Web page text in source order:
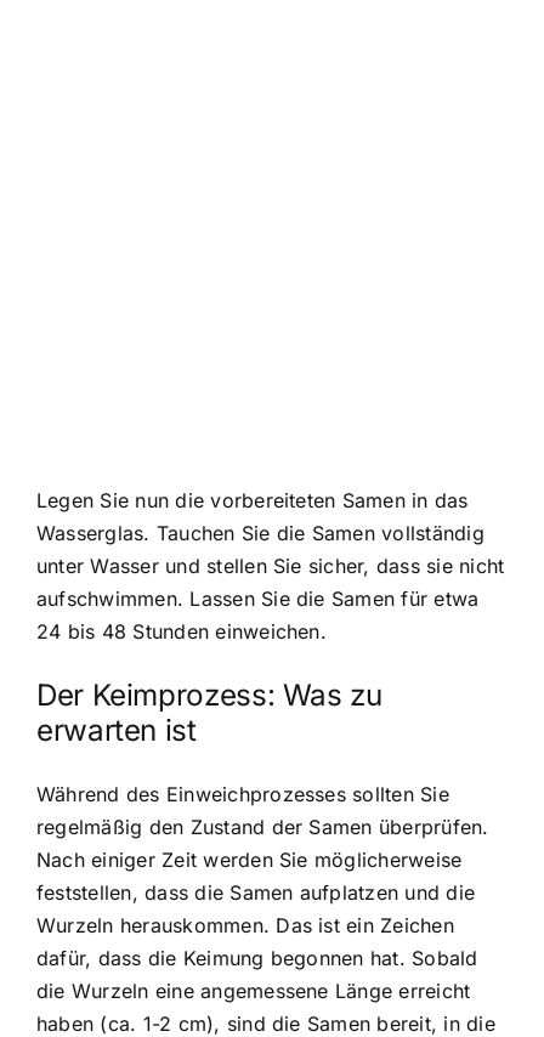
Legen Sie nun die vorbereiteten Samen in das
Wasserglas. Tauchen Sie die Samen vollständig
unter Wasser und stellen Sie sicher, dass sie nicht
aufschwimmen. Lassen Sie die Samen für etwa
24 bis 48 Stunden einweichen.
Der Keimprozess: Was zu
erwarten ist
Während des Einweichprozesses sollten Sie
regelmäßig den Zustand der Samen überprüfen.
Nach einiger Zeit werden Sie möglicherweise
feststellen, dass die Samen aufplatzen und die
Wurzeln herauskommen. Das ist ein Zeichen
dafür, dass die Keimung begonnen hat. Sobald
die Wurzeln eine angemessene Länge erreicht
haben (ca. 1-2 cm), sind die Samen bereit, in die